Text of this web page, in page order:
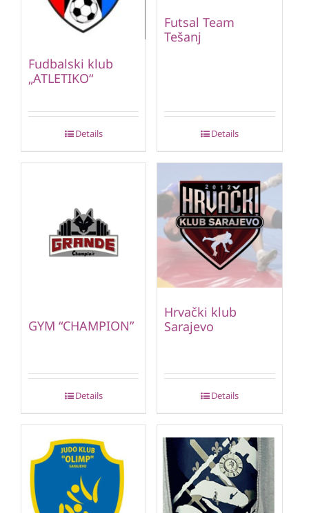
Fudbalski klub
„ATLETIKO“
Details
Futsal Team
Tešanj
Details
GYM “CHAMPION”
Details
Hrvački klub
Sarajevo
Details